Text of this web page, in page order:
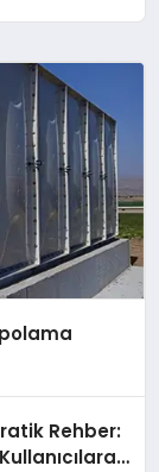
Rehber: